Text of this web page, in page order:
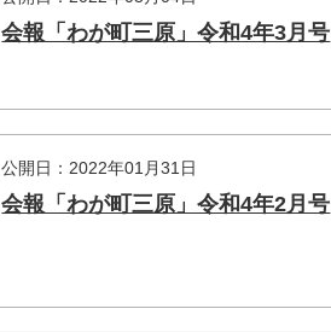
会報「わが町三原」令和4年3月号
公開日：2022年01月31日
会報「わが町三原」令和4年2月号